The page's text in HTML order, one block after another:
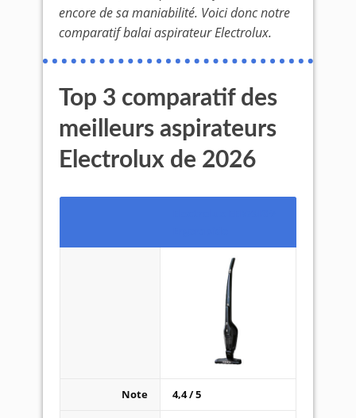
encore de sa maniabilité. Voici donc notre
comparatif balai aspirateur Electrolux.
Top 3 comparatif des
meilleurs aspirateurs
Electrolux de 2026
Note 4,4 / 5